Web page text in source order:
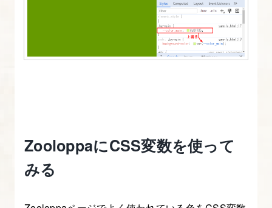
ZooloppaにCSS変数を使って
みる